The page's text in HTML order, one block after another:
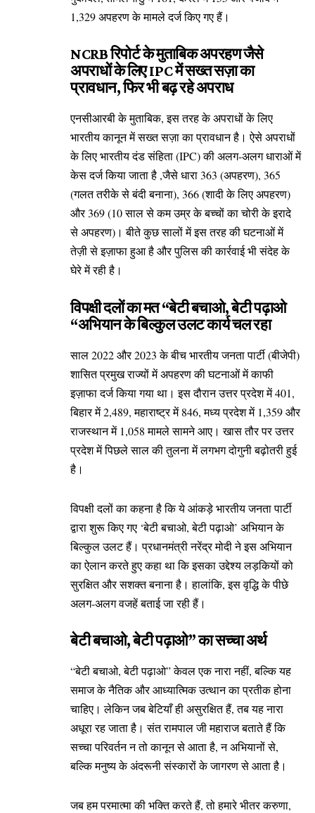
1,329 अपहरण के मामले दर्ज किए गए हैं।
NCRB रिपोर्ट के मुताबिक अपरहण जैसे
अपराधों के लिए IPC में सख्त सज़ा का
प्रावधान, फिर भी बढ़ रहे अपराध
एनसीआरबी के मुताबिक, इस तरह के अपराधों के लिए
भारतीय कानून में सख्त सज़ा का प्रावधान है। ऐसे अपराधों
के लिए भारतीय दंड संहिता (IPC) की अलग-अलग धाराओं में
केस दर्ज किया जाता है ,जैसे धारा 363 (अपहरण), 365
(गलत तरीके से बंदी बनाना), 366 (शादी के लिए अपहरण)
और 369 (10 साल से कम उम्र के बच्चों का चोरी के इरादे
से अपहरण)। बीते कुछ सालों में इस तरह की घटनाओं में
तेज़ी से इज़ाफा हुआ है और पुलिस की कार्रवाई भी संदेह के
घेरे में रही है।
विपक्षी दलों का मत “बेटी बचाओ, बेटी पढ़ाओ
“अभियान के बिल्कुल उलट कार्य चल रहा
साल 2022 और 2023 के बीच भारतीय जनता पार्टी (बीजेपी)
शासित प्रमुख राज्यों में अपहरण की घटनाओं में काफी
इज़ाफा दर्ज किया गया था। इस दौरान उत्तर प्रदेश में 401,
बिहार में 2,489, महाराष्ट्र में 846, मध्य प्रदेश में 1,359 और
राजस्थान में 1,058 मामले सामने आए। खास तौर पर उत्तर
प्रदेश में पिछले साल की तुलना में लगभग दोगुनी बढ़ोतरी हुई
है।
विपक्षी दलों का कहना है कि ये आंकड़े भारतीय जनता पार्टी
द्वारा शुरू किए गए ‘बेटी बचाओ, बेटी पढ़ाओ’ अभियान के
बिल्कुल उलट हैं। प्रधानमंत्री नरेंद्र मोदी ने इस अभियान
का ऐलान करते हुए कहा था कि इसका उद्देश्य लड़कियों को
सुरक्षित और सशक्त बनाना है। हालांकि, इस वृद्धि के पीछे
अलग-अलग वजहें बताई जा रही हैं।
बेटी बचाओ, बेटी पढ़ाओ” का सच्चा अर्थ
“बेटी बचाओ, बेटी पढ़ाओ” केवल एक नारा नहीं, बल्कि यह
समाज के नैतिक और आध्यात्मिक उत्थान का प्रतीक होना
चाहिए। लेकिन जब बेटियाँ ही असुरक्षित हैं, तब यह नारा
अधूरा रह जाता है। संत रामपाल जी महाराज बताते हैं कि
सच्चा परिवर्तन न तो कानून से आता है, न अभियानों से,
बल्कि मनुष्य के अंदरूनी संस्कारों के जागरण से आता है।
जब हम परमात्मा की भक्ति करते हैं, तो हमारे भीतर करुणा,